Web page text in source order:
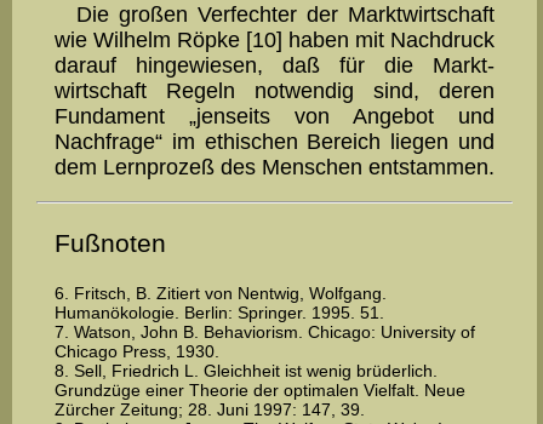
Die großen Verfechter der Marktwirtschaft
wie Wilhelm Röp­ke [10] ha­ben mit Nachdruck
darauf hingewiesen, daß für die Markt­
wirtschaft Regeln notwendig sind, deren
Fundament „jenseits von An­gebot und
Nachfrage“ im ethischen Be­reich liegen und
dem Lernprozeß des Menschen entstammen.
Fußnoten
6. Fritsch, B. Zitiert von Nentwig, Wolfgang.
Humanökologie. Berlin: Springer. 1995. 51.
7. Watson, John B. Behaviorism. Chicago: University of
Chicago Press, 1930.
8. Sell, Friedrich L. Gleichheit ist wenig brüderlich.
Grundzüge einer Theorie der optimalen Vielfalt. Neue
Zürcher Zeitung; 28. Juni 1997: 147, 39.